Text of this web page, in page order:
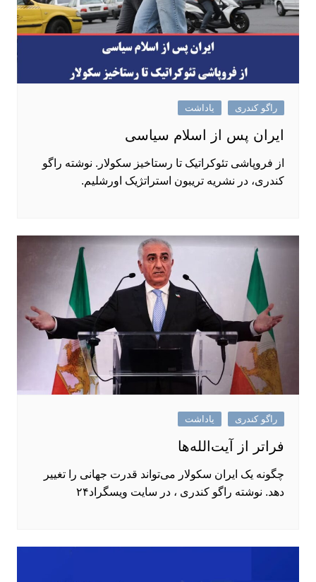
راگو کندری یاداشت
ایران پس از اسلام سیاسی
از فروپاشی تئوکراتیک تا رستاخیز سکولار. نوشته راگو
کندری، در نشریه تریبون استراتژیک اورشلیم.
راگو کندری یاداشت
فراتر از آیت‌الله‌ها
چگونه یک ایران سکولار می‌تواند قدرت جهانی را تغییر
دهد. نوشته راگو کندری ، در سایت ویسگراد۲۴